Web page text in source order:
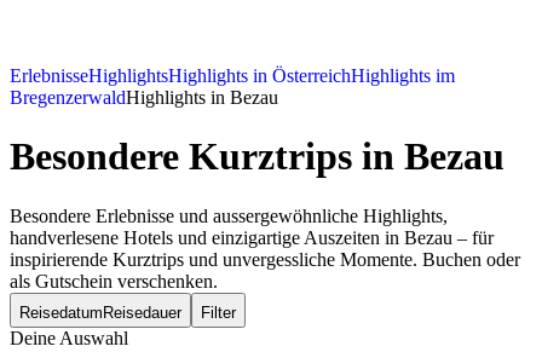
ErlebnisseHighlightsHighlights in ÖsterreichHighlights im
BregenzerwaldHighlights in Bezau
Besondere Kurztrips in Bezau
Besondere Erlebnisse und aussergewöhnliche Highlights,
handverlesene Hotels und einzigartige Auszeiten in Bezau – für
inspirierende Kurztrips und unvergessliche Momente. Buchen oder
als Gutschein verschenken.
Reisedatum Reisedauer Filter
Deine Auswahl